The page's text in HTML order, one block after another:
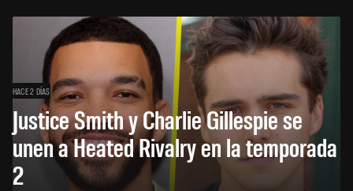
HACE 2 DÍAS
Justice Smith y Charlie Gillespie se
unen a Heated Rivalry en la temporada
2